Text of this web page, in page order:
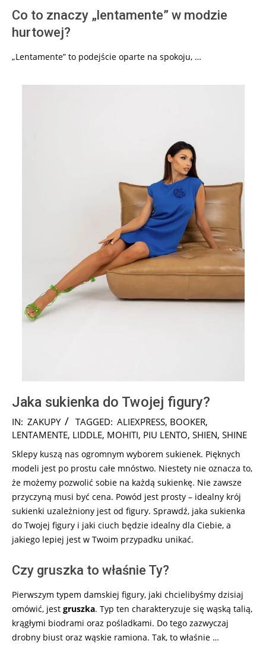
Co to znaczy „lentamente” w modzie
hurtowej?
„Lentamente” to podejście oparte na spokoju, …
Jaka sukienka do Twojej figury?
2024-
12-
IN: ZAKUPY TAGGED: ALIEXPRESS, BOOKER,
LENTAMENTE, LIDDLE, MOHITI, PIU LENTO, SHIEN, SHINE
Sklepy kuszą nas ogromnym wyborem sukienek. Pięknych
modeli jest po prostu całe mnóstwo. Niestety nie oznacza to,
że możemy pozwolić sobie na każdą sukienkę. Nie zawsze
przyczyną musi być cena. Powód jest prosty – idealny krój
sukienki uzależniony jest od figury. Sprawdź, jaka sukienka
do Twojej figury i jaki ciuch będzie idealny dla Ciebie, a
jakiego lepiej jest w Twoim przypadku unikać.
Czy gruszka to właśnie Ty?
Pierwszym typem damskiej figury, jaki chcielibyśmy dzisiaj
omówić, jest gruszka. Typ ten charakteryzuje się wąską talią,
krągłymi biodrami oraz pośladkami. Do tego zazwyczaj
drobny biust oraz wąskie ramiona. Tak, to właśnie …